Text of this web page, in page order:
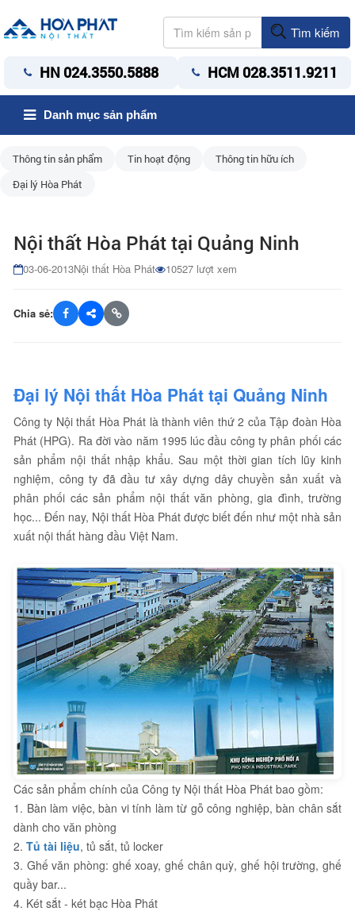
Tìm kiếm
HN 024.3550.5888 HCM 028.3511.9211
Danh mục sản phẩm
Thông tin sản phẩm Tin hoạt động
Thông tin hữu ích
Đại lý Hòa Phát
Nội thất Hòa Phát tại Quảng Ninh
03-06-2013Nội thất Hòa Phát 10527 lượt xem
Chia sẻ:
Đại lý Nội thất Hòa Phát tại Quảng Ninh
Công ty Nội thất Hòa Phát là thành viên thứ 2 của Tập đoàn Hòa
Phát (HPG). Ra đời vào năm 1995 lúc đầu công ty phân phối các
sản phẩm nội thất nhập khẩu. Sau một thời gian tích lũy kinh
nghiệm, công ty đã đầu tư xây dựng dây chuyền sản xuất và
phân phối các sản phẩm nội thất văn phòng, gia đình, trường
học... Đến nay, Nội thất Hòa Phát được biết đến như một nhà sản
xuất nội thất hàng đầu Việt Nam.
Các sản phẩm chính của Công ty Nội thất Hòa Phát bao gồm:
1. Bàn làm việc, bàn vi tính làm từ gỗ công nghiệp, bàn chân sắt
dành cho văn phòng
2. Tủ tài liệu, tủ sắt, tủ locker
3. Ghế văn phòng: ghế xoay, ghế chân quỳ, ghế hội trường, ghế
quầy bar...
4. Két sắt - két bạc Hòa Phát